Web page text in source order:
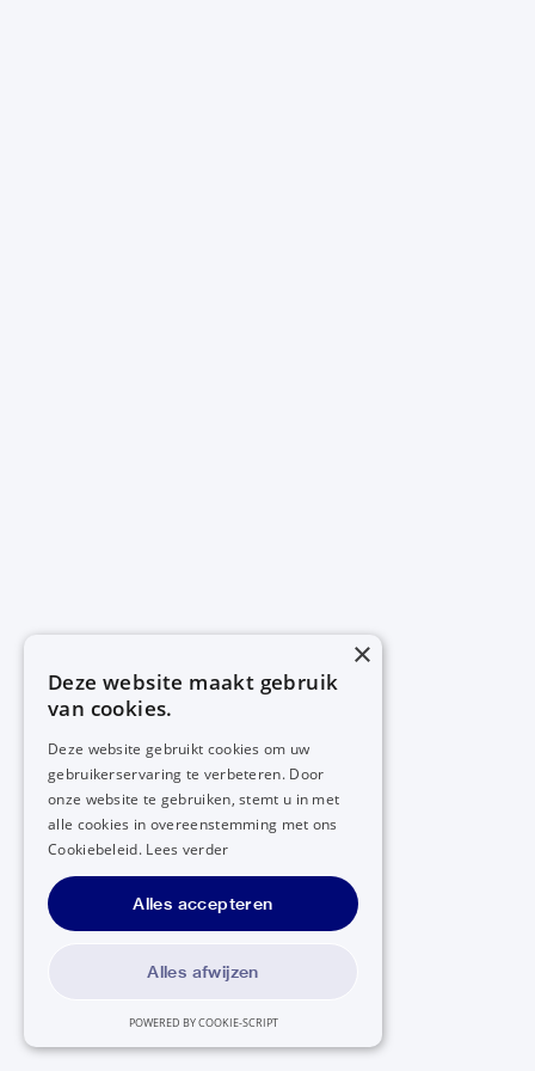
×
Deze website maakt gebruik
van cookies.
Deze website gebruikt cookies om uw
gebruikerservaring te verbeteren. Door
onze website te gebruiken, stemt u in met
alle cookies in overeenstemming met ons
Cookiebeleid. Lees verder
Alles accepteren
Alles afwijzen
POWERED BY COOKIE-SCRIPT